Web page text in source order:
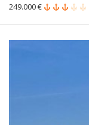
249.000 €